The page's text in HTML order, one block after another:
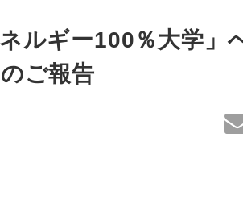
ルギー100％大学」
ご報告